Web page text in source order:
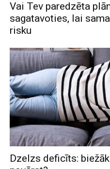
Vai Tev paredzēta
sagatavoties, lai
risku
Dzelzs deficīts: